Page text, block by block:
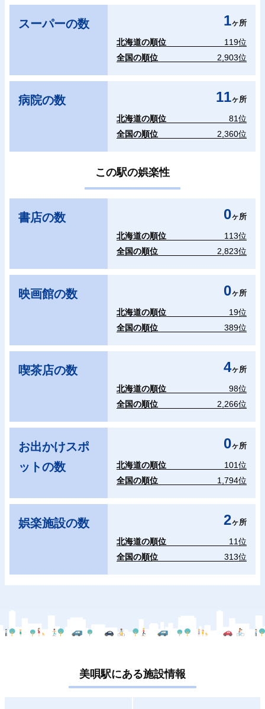
スーパーの数 1ヶ所
北海道の順位
119位
全国の順位
2,903位
病院の数 11ヶ所
北海道の順位
81位
全国の順位
2,360位
この駅の娯楽性
書店の数 0ヶ所
北海道の順位
113位
全国の順位
2,823位
映画館の数 0ヶ所
北海道の順位
19位
全国の順位
389位
喫茶店の数 4ヶ所
北海道の順位
98位
全国の順位
2,266位
お出かけスポ
ットの数
0ヶ所
北海道の順位
101位
全国の順位
1,794位
娯楽施設の数 2ヶ所
北海道の順位
11位
全国の順位
313位
美唄駅にある施設情報